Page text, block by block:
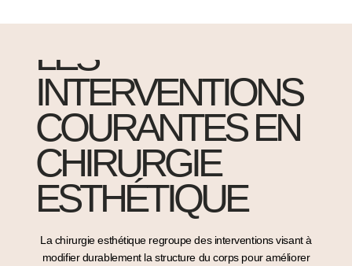
LES
INTERVENTIONS
COURANTES EN
CHIRURGIE
ESTHÉTIQUE
Lachirurgie esthétiqueregroupe des interventions visant à
modifier durablement la structure du corpspour améliorer